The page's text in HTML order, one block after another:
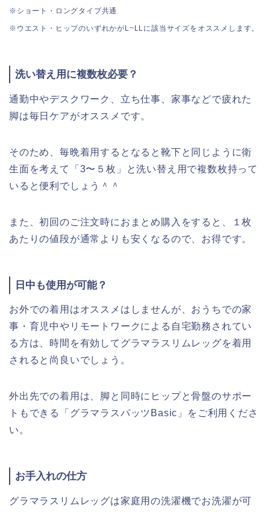
※ショート・ロングタイプ共通
※ウエスト・ヒップのいずれかがL~LLに該当サイズをオススメします。
洗い替え用に複数枚必要？
通勤中やデスクワーク、立ち仕事、家事などで疲れた
脚は毎日ケアがオススメです。
そのため、毎晩着用するとなると靴下と同じように衛
生面を考えて「3〜５枚」と洗い替え用で複数枚持って
いると便利でしょう＾＾
また、初回のご注文時におまとめ購入をすると、１枚
あたりの値段が通常よりも安くなるので、お得です。
日中も使用が可能？
お外での着用はオススメはしませんが、おうちでの家
事・育児中やリモートワークによる自宅勤務されてい
る方は、時間を有効してグラマラスリムレッグを着用
されると尚良いでしょう。
外出先での着用は、脚と同時にヒップと骨盤のサポー
トもできる「グラマラスパッツBasic」をご利用くださ
い。
お手入れの仕方
グラマラスリムレッグは家庭用の洗濯機でお洗濯が可